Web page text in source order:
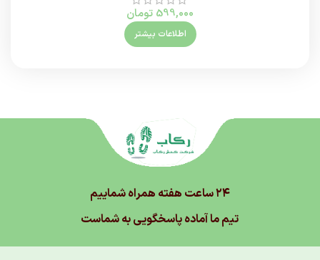
599,000 تومان
اطلاعات بیشتر
۲۴ ساعت هفته همراه شماییم
تیم ما آماده پاسخگویی به شماست